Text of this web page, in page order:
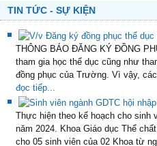
6
7
8
9
10
11
12
13
14
Next